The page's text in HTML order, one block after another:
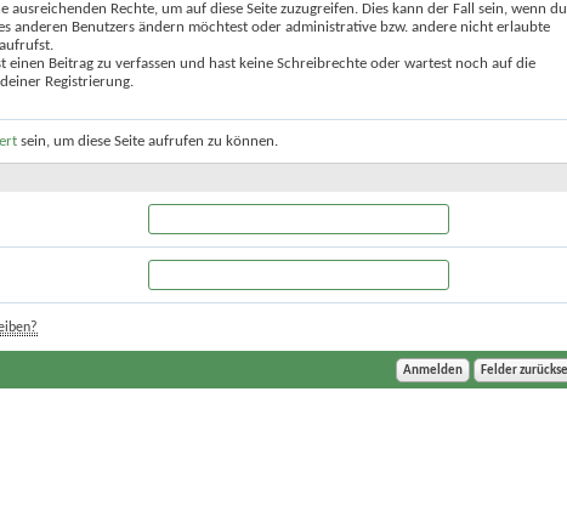
ausreichenden Rechte, um auf diese Seite zuzugreifen. Dies kann der Fall sein, wenn du
anderen Benutzers ändern möchtest oder administrative bzw. andere nicht erlaubte
einen Beitrag zu verfassen und hast keine Schreibrechte oder wartest noch auf die
Registrierung.
sein, um diese Seite aufrufen zu können.